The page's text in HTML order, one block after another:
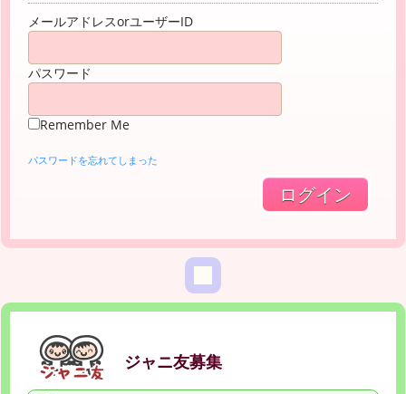
メールアドレスorユーザーID
パスワード
Remember Me
パスワードを忘れてしまった
ジャニ友募集